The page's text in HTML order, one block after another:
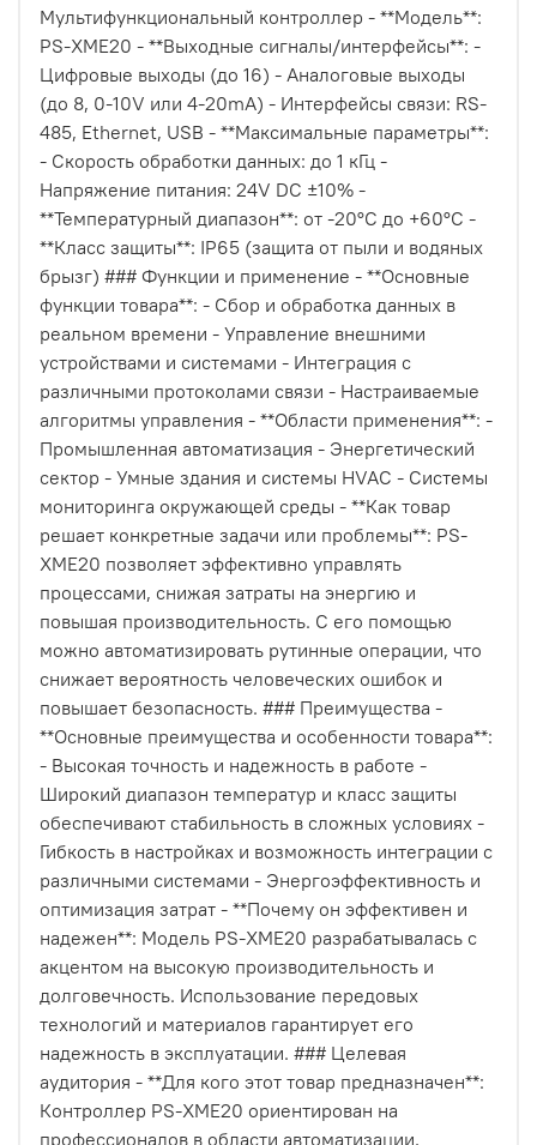
Мультифункциональный контроллер - **Модель**:
PS-XME20 - **Выходные сигналы/интерфейсы**: -
Цифровые выходы (до 16) - Аналоговые выходы
(до 8, 0-10V или 4-20mA) - Интерфейсы связи: RS-
485, Ethernet, USB - **Максимальные параметры**:
- Скорость обработки данных: до 1 кГц -
Напряжение питания: 24V DC ±10% -
**Температурный диапазон**: от -20°C до +60°C -
**Класс защиты**: IP65 (защита от пыли и водяных
брызг) ### Функции и применение - **Основные
функции товара**: - Сбор и обработка данных в
реальном времени - Управление внешними
устройствами и системами - Интеграция с
различными протоколами связи - Настраиваемые
алгоритмы управления - **Области применения**: -
Промышленная автоматизация - Энергетический
сектор - Умные здания и системы HVAC - Системы
мониторинга окружающей среды - **Как товар
решает конкретные задачи или проблемы**: PS-
XME20 позволяет эффективно управлять
процессами, снижая затраты на энергию и
повышая производительность. С его помощью
можно автоматизировать рутинные операции, что
снижает вероятность человеческих ошибок и
повышает безопасность. ### Преимущества -
**Основные преимущества и особенности товара**:
- Высокая точность и надежность в работе -
Широкий диапазон температур и класс защиты
обеспечивают стабильность в сложных условиях -
Гибкость в настройках и возможность интеграции с
различными системами - Энергоэффективность и
оптимизация затрат - **Почему он эффективен и
надежен**: Модель PS-XME20 разрабатывалась с
акцентом на высокую производительность и
долговечность. Использование передовых
технологий и материалов гарантирует его
надежность в эксплуатации. ### Целевая
аудитория - **Для кого этот товар предназначен**:
Контроллер PS-XME20 ориентирован на
профессионалов в области автоматизации,